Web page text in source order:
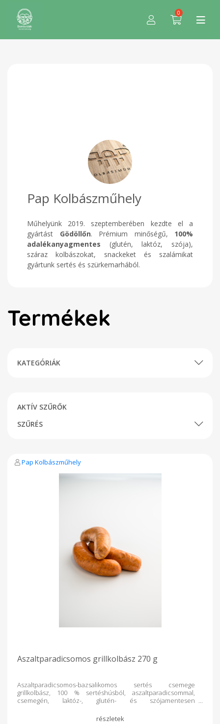
0
Pap Kolbászműhely
Műhelyünk 2019. szeptemberében kezdte el a
gyártást Gödöllőn. Prémium minőségű, 100%
adalékanyagmentes (glutén, laktóz, szója),
száraz kolbászokat, snackeket és szalámikat
gyártunk sertés és szürkemarhából.
Termékek
KATEGÓRIÁK
AKTÍV SZŰRŐK
SZŰRÉS
Pap Kolbászműhely
Aszaltparadicsomos grillkolbász 270 g
Aszaltparadicsomos-bazsalikomos sertés csemege
grillkolbász, 100 % sertéshúsból, aszaltparadicsommal,
csemegén, laktóz-, glutén- és szójamentesen